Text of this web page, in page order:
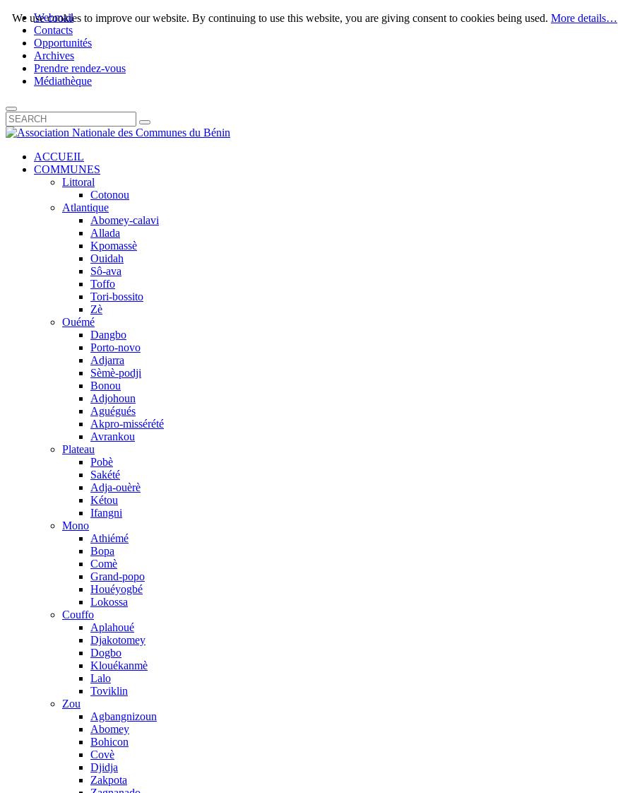
Webmail
Contacts
Opportunités
Archives
Prendre rendez-vous
Médiathèque
ACCUEIL
COMMUNES
Littoral
Cotonou
Atlantique
Abomey-calavi
Allada
Kpomassè
Ouidah
Sô-ava
Toffo
Tori-bossito
Zè
Ouémé
Dangbo
Porto-novo
Adjarra
Sèmè-podji
Bonou
Adjohoun
Aguégués
Akpro-missérété
Avrankou
Plateau
Pobè
Sakété
Adja-ouèrè
Kétou
Ifangni
Mono
Athiémé
Bopa
Comè
Grand-popo
Houéyogbé
Lokossa
Couffo
Aplahoué
Djakotomey
Dogbo
Klouékanmè
Lalo
Toviklin
Zou
Agbangnizoun
Abomey
Bohicon
Covè
Djidja
Zakpota
We use cookies to improve our website. By continuing to use this website, you are giving consent to cookies being used. More details…